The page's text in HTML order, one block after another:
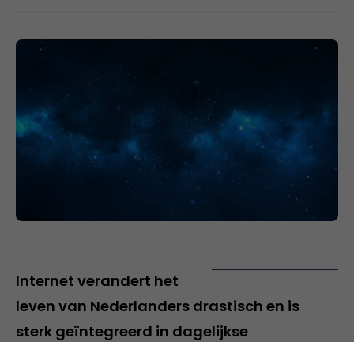
Internet verandert het
leven van Nederlanders drastisch en is
sterk geïntegreerd in dagelijkse